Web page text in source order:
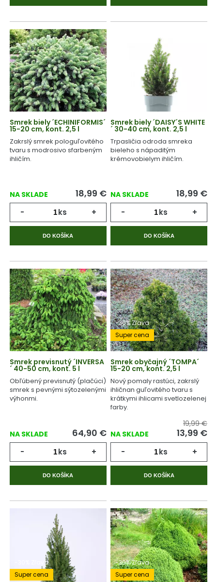
Smrek biely ´ECHINIFORMIS´
15-20 cm, kont. 2,5 l
Zakrslý smrek pologuľovitého
tvaru s modrosivo sfarbeným
ihličím.
NA SKLADE 18,99 €
- ks +
DO KOŠÍKA
Smrek biely ´DAISY´S WHITE
´ 30-40 cm, kont. 2,5 l
Trpasličia odroda smreka
bieleho s nápaditým
krémovobielym ihličím.
NA SKLADE 18,99 €
- ks +
DO KOŠÍKA
Smrek previsnutý ´INVERSA
´ 40-50 cm, kont. 5 l
Obľúbený previsnutý (plačúci)
smrek s pevnými sýtozelenými
výhonmi.
NA SKLADE 64,90 €
- ks +
DO KOŠÍKA
-30% Zľava
Super cena
Smrek obyčajný ´TOMPA´
15-20 cm, kont. 2,5 l
Nový pomaly rastúci, zakrslý
ihličnan guľovitého tvaru s
krátkymi ihlicami svetlozelenej
farby.
NA SKLADE
19,99 €
13,99 €
- ks +
DO KOŠÍKA
-30% Zľava
Super cena
-30% Zľava
Super cena